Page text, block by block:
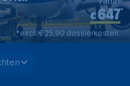
€647*
*excl. € 25,90 dossierkosten.